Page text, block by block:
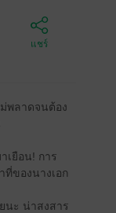
แชร์
พลาดจนต้อง
เยือน! การ
ที่ของนางเอก
นะ น่าสงสาร